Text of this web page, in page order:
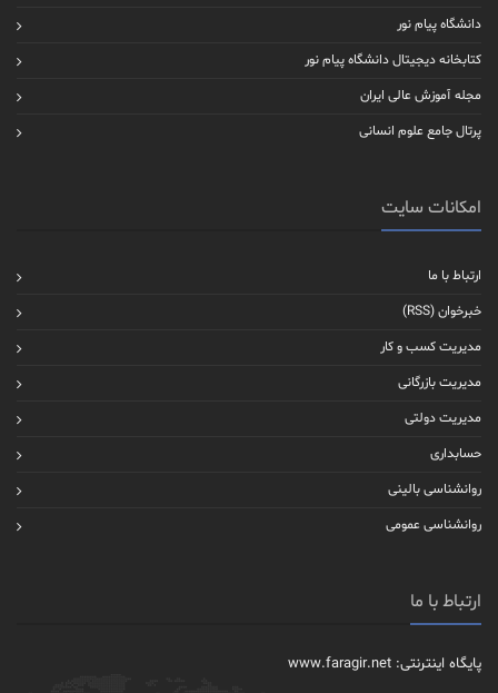
دانشگاه پیام نور
کتابخانه دیجیتال دانشگاه پیام نور
مجله آموزش عالی ایران
پرتال جامع علوم انسانی
امکانات سایت
ارتباط با ما
خبرخوان (RSS)
مدیریت کسب و کار
مدیریت بازرگانی
مدیریت دولتی
حسابداری
روانشناسی بالینی
روانشناسی عمومی
ارتباط با ما
پایگاه اینترنتی: www.faragir.net